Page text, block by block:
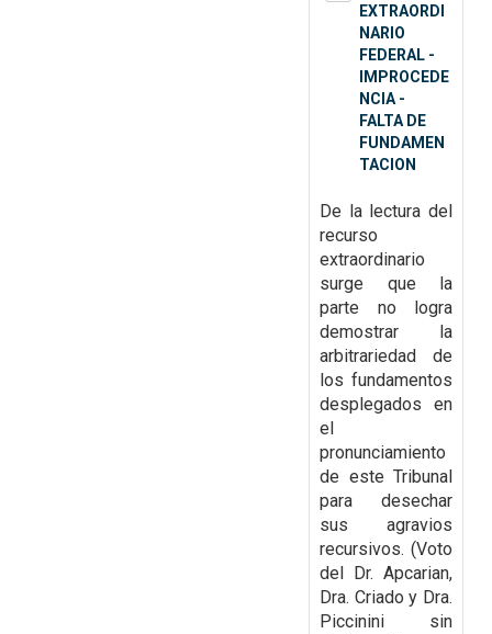
EXTRAORDI
NARIO
FEDERAL -
IMPROCEDE
NCIA -
FALTA DE
FUNDAMEN
TACION
De la lectura del
recurso
extraordinario
surge que la
parte no
logra
demostrar la
arbitrariedad de
los fundamentos
desplegados en
el
pronunciamiento
de este Tribunal
para desechar
sus agravios
recursivos. (Voto
del Dr. Apcarian,
Dra. Criado y Dra.
Piccinini sin